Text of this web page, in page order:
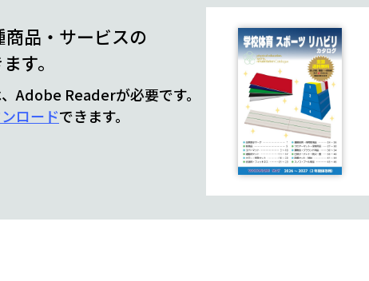
品・サービスの
す。
Adobe Readerが必要です。
ロードできます。